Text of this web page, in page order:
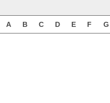
A B C D E F G